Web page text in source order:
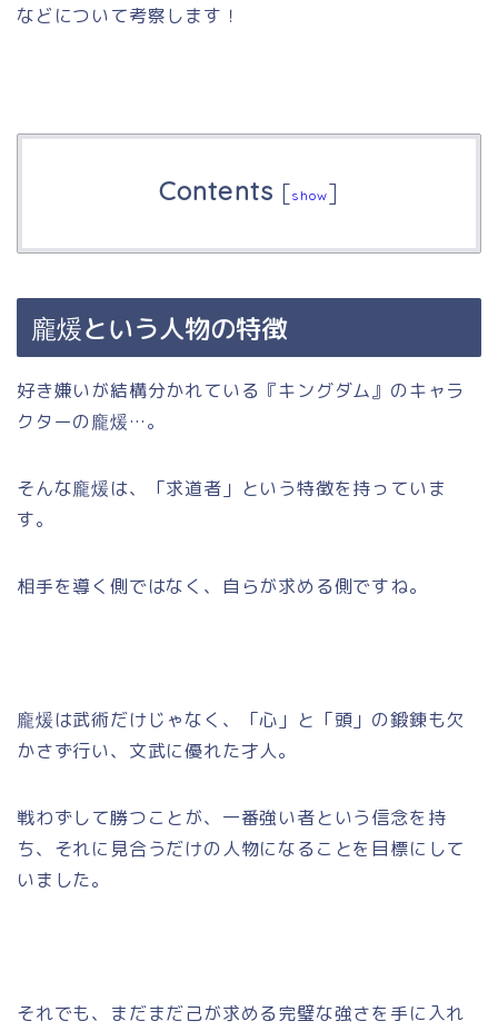
などについて考察します！
Contents [show]
龐煖という人物の特徴
好き嫌いが結構分かれている『キングダム』のキャラ
クターの龐煖…。
そんな龐煖は、「求道者」という特徴を持っていま
す。
相手を導く側ではなく、自らが求める側ですね。
龐煖は武術だけじゃなく、「心」と「頭」の鍛錬も欠
かさず行い、文武に優れた才人。
戦わずして勝つことが、一番強い者という信念を持
ち、それに見合うだけの人物になることを目標にして
いました。
それでも、まだまだ己が求める完璧な強さを手に入れ